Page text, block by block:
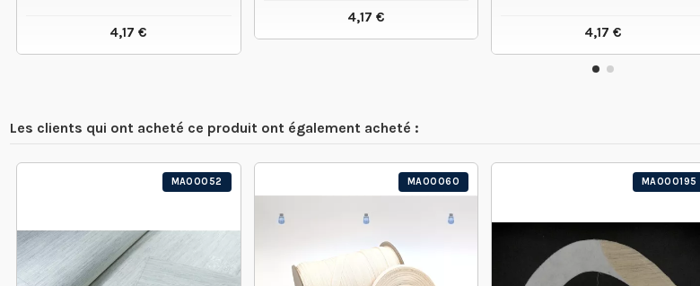
4,17 €
VOIR LE PRODUIT
4,17 €
VOIR LE PRODUIT
4,17 €
VOIR LE PRODUIT
Les clients qui ont acheté ce produit ont également acheté :
MA00052 MA00060 MA000195